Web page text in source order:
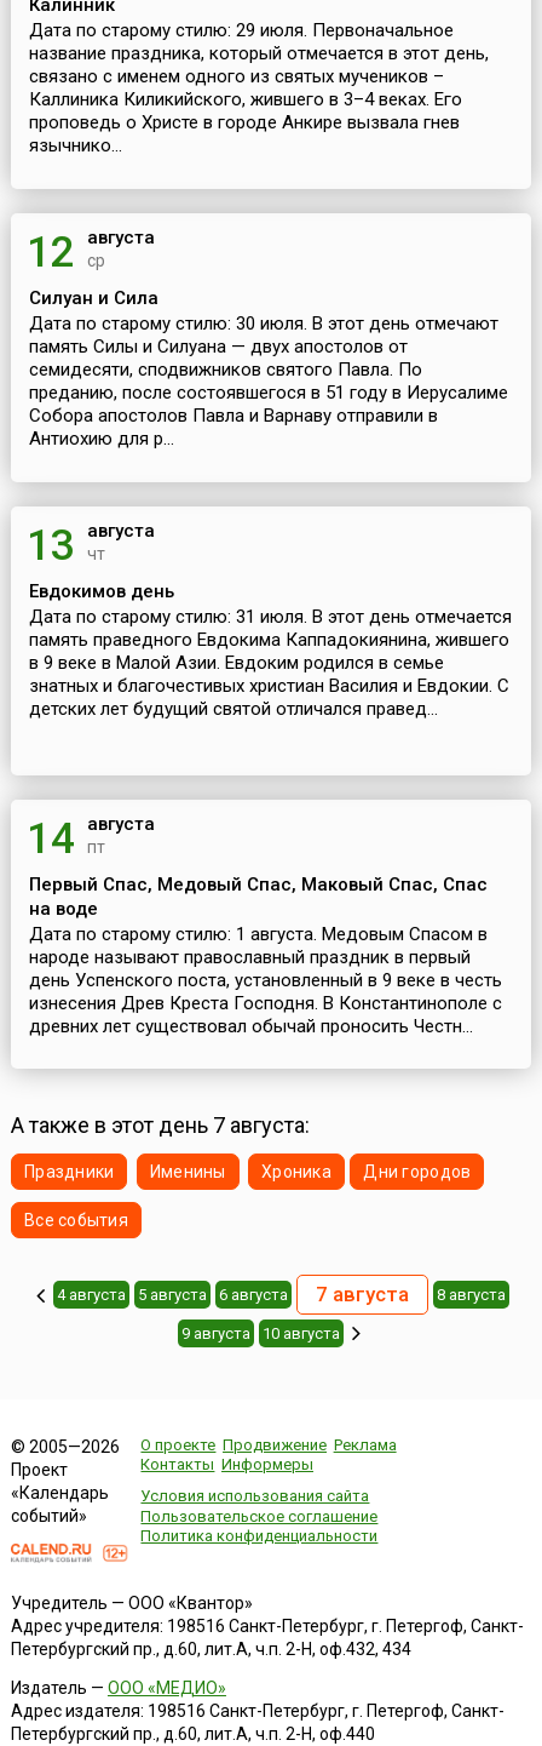
Калинник
Дата по старому стилю: 29 июля. Первоначальное
название праздника, который отмечается в этот день,
связано с именем одного из святых мучеников –
Каллиника Киликийского, жившего в 3–4 веках. Его
проповедь о Христе в городе Анкире вызвала гнев
язычнико...
12 августа
ср
Силуан и Сила
Дата по старому стилю: 30 июля. В этот день отмечают
память Силы и Силуана — двух апостолов от
семидесяти, сподвижников святого Павла. По
преданию, после состоявшегося в 51 году в Иерусалиме
Собора апостолов Павла и Варнаву отправили в
Антиохию для р...
13 августа
чт
Евдокимов день
Дата по старому стилю: 31 июля. В этот день отмечается
память праведного Евдокима Каппадокиянина, жившего
в 9 веке в Малой Азии. Евдоким родился в семье
знатных и благочестивых христиан Василия и Евдокии. С
детских лет будущий святой отличался правед...
14 августа
пт
Первый Спас, Медовый Спас, Маковый Спас, Спас
на воде
Дата по старому стилю: 1 августа. Медовым Спасом в
народе называют православный праздник в первый
день Успенского поста, установленный в 9 веке в честь
изнесения Древ Креста Господня. В Константинополе с
древних лет существовал обычай проносить Честн...
А также в этот день 7 августа:
Праздники Именины Хроника Дни городов
Все события
4 августа 5 августа 6 августа 7 августа 8 августа
9 августа 10 августа
© 2005—2026
Проект
«Календарь
событий»
О проекте Продвижение Реклама
Контакты Информеры
Условия использования сайта
Пользовательское соглашение
Политика конфиденциальности
Учредитель — ООО «Квантор»
Адрес учредителя: 198516 Санкт-Петербург, г. Петергоф, Санкт-
Петербургский пр., д.60, лит.А, ч.п. 2-Н, оф.432, 434
Издатель — ООО «МЕДИО»
Адрес издателя: 198516 Санкт-Петербург, г. Петергоф, Санкт-
Петербургский пр., д.60, лит.А, ч.п. 2-Н, оф.440